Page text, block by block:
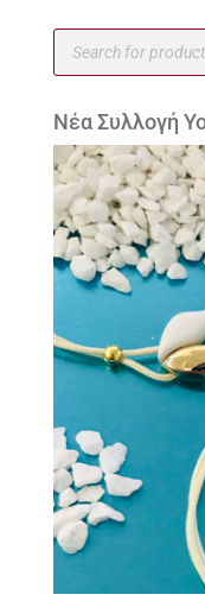
Products
search
Νέα Συλλογή